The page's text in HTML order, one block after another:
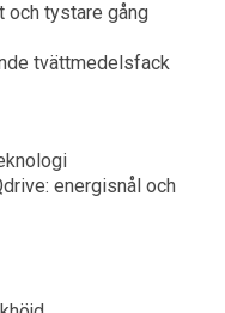
och tystare gång
tvättmedelsfack
energisnål och